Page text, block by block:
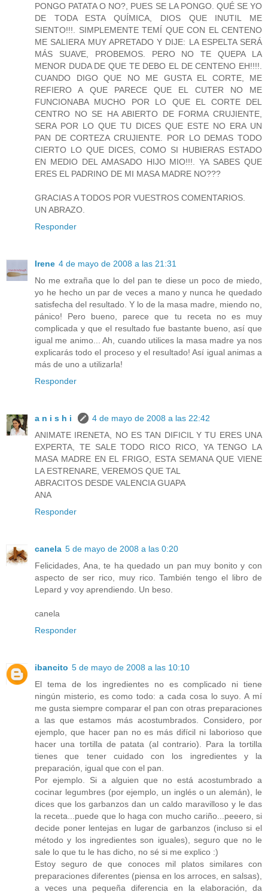
PONGO PATATA O NO?, PUES SE LA PONGO. QUÉ SE YO
DE TODA ESTA QUÍMICA, DIOS QUE INUTIL ME
SIENTO!!!. SIMPLEMENTE TEMÍ QUE CON EL CENTENO
ME SALIERA MUY APRETADO Y DIJE: LA ESPELTA SERÁ
MÁS SUAVE, PROBEMOS. PERO NO TE QUEPA LA
MENOR DUDA DE QUE TE DEBO EL DE CENTENO EH!!!!.
CUANDO DIGO QUE NO ME GUSTA EL CORTE, ME
REFIERO A QUE PARECE QUE EL CUTER NO ME
FUNCIONABA MUCHO POR LO QUE EL CORTE DEL
CENTRO NO SE HA ABIERTO DE FORMA CRUJIENTE,
SERA POR LO QUE TU DICES QUE ESTE NO ERA UN
PAN DE CORTEZA CRUJIENTE. POR LO DEMAS TODO
CIERTO LO QUE DICES, COMO SI HUBIERAS ESTADO
EN MEDIO DEL AMASADO HIJO MIO!!!. YA SABES QUE
ERES EL PADRINO DE MI MASA MADRE NO???
GRACIAS A TODOS POR VUESTROS COMENTARIOS.
UN ABRAZO.
Responder
Irene 4 de mayo de 2008 a las 21:31
No me extraña que lo del pan te diese un poco de miedo,
yo he hecho un par de veces a mano y nunca he quedado
satisfecha del resultado. Y lo de la masa madre, miendo no,
pánico! Pero bueno, parece que tu receta no es muy
complicada y que el resultado fue bastante bueno, así que
igual me animo... Ah, cuando utilices la masa madre ya nos
explicarás todo el proceso y el resultado! Así igual animas a
más de uno a utilizarla!
Responder
a n i s h i
4 de mayo de 2008 a las 22:42
ANIMATE IRENETA, NO ES TAN DIFICIL Y TU ERES UNA
EXPERTA, TE SALE TODO RICO RICO, YA TENGO LA
MASA MADRE EN EL FRIGO, ESTA SEMANA QUE VIENE
LA ESTRENARE, VEREMOS QUE TAL
ABRACITOS DESDE VALENCIA GUAPA
ANA
Responder
canela 5 de mayo de 2008 a las 0:20
Felicidades, Ana, te ha quedado un pan muy bonito y con
aspecto de ser rico, muy rico. También tengo el libro de
Lepard y voy aprendiendo. Un beso.
canela
Responder
ibancito 5 de mayo de 2008 a las 10:10
El tema de los ingredientes no es complicado ni tiene
ningún misterio, es como todo: a cada cosa lo suyo. A mí
me gusta siempre comparar el pan con otras preparaciones
a las que estamos más acostumbrados. Considero, por
ejemplo, que hacer pan no es más difícil ni laborioso que
hacer una tortilla de patata (al contrario). Para la tortilla
tienes que tener cuidado con los ingredientes y la
preparación, igual que con el pan.
Por ejemplo. Si a alguien que no está acostumbrado a
cocinar legumbres (por ejemplo, un inglés o un alemán), le
dices que los garbanzos dan un caldo maravilloso y le das
la receta...puede que lo haga con mucho cariño...peeero, si
decide poner lentejas en lugar de garbanzos (incluso si el
método y los ingredientes son iguales), seguro que no le
sale lo que tu le has dicho, no sé si me explico :)
Estoy seguro de que conoces mil platos similares con
preparaciones diferentes (piensa en los arroces, en salsas),
a veces una pequeña diferencia en la elaboración, da